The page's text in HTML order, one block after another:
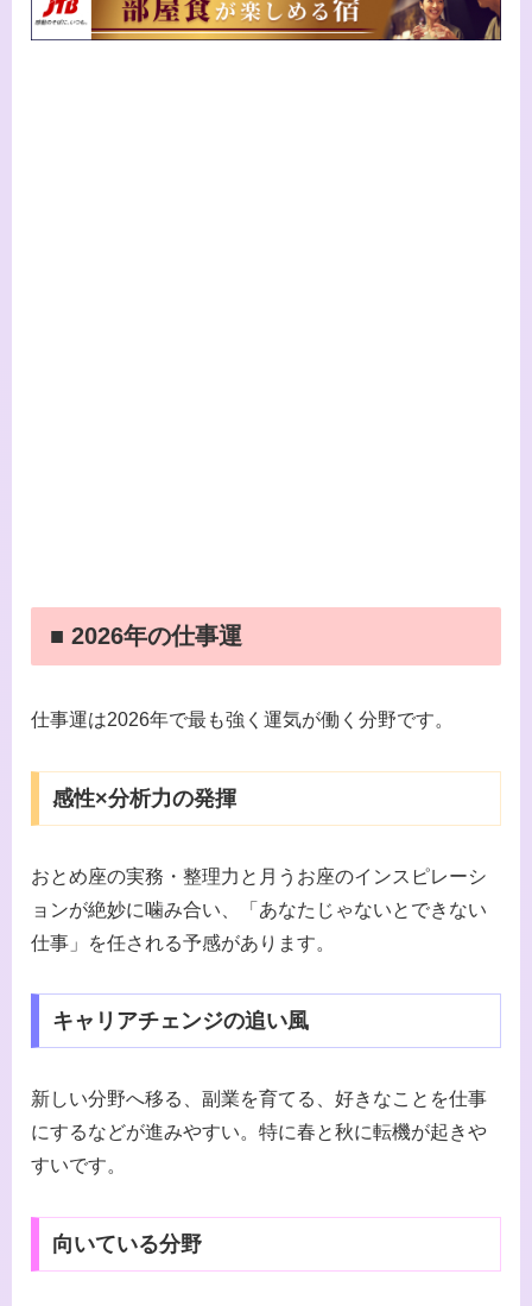
■ 2026年の仕事運
仕事運は2026年で最も強く運気が働く分野です。
感性×分析力の発揮
おとめ座の実務・整理力と月うお座のインスピレーシ
ョンが絶妙に噛み合い、「あなたじゃないとできない
仕事」を任される予感があります。
キャリアチェンジの追い風
新しい分野へ移る、副業を育てる、好きなことを仕事
にするなどが進みやすい。特に春と秋に転機が起きや
すいです。
向いている分野